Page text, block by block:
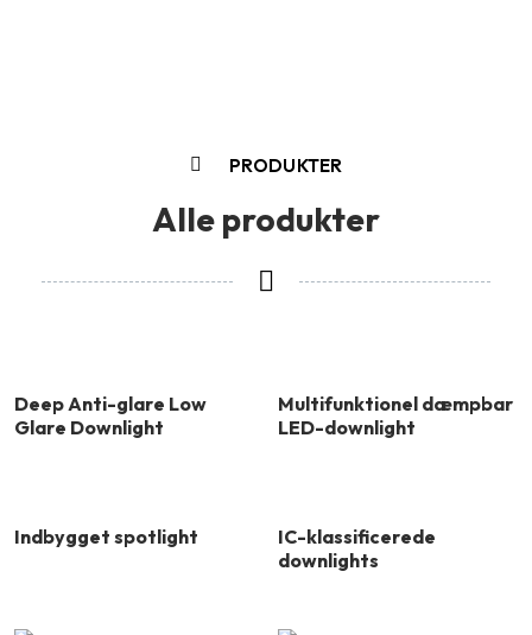
PRODUKTER
Alle produkter
Deep Anti-glare Low
Glare Downlight
Multifunktionel dæmpbar
LED-downlight
Indbygget spotlight
IC-klassificerede
downlights